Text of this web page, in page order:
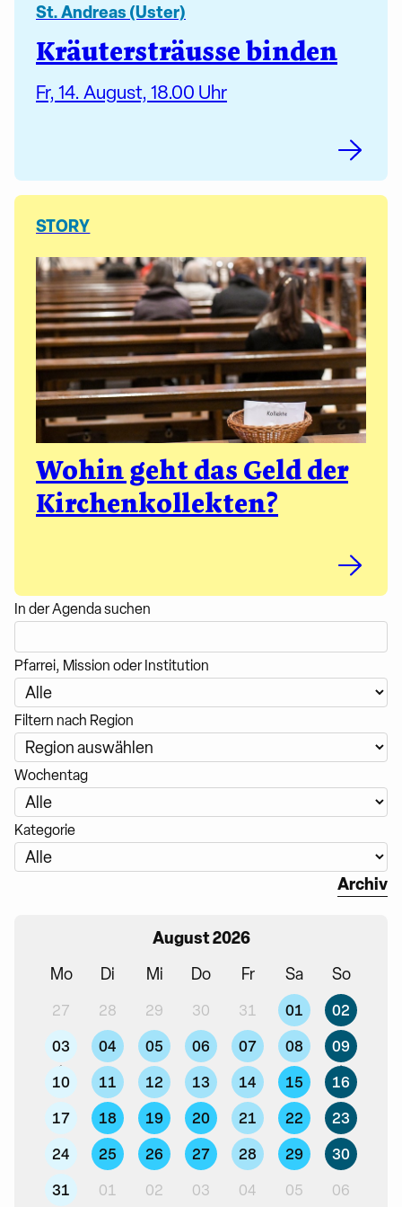
St. Andreas (Uster)
Kräutersträusse binden
Fr, 14. August, 18.00 Uhr
STORY
Wohin geht das Geld der
Kirchenkollekten?
In der Agenda suchen
Pfarrei, Mission oder Institution
Filtern nach Region
Wochentag
Kategorie
Archiv
August 2026
Mo Di Mi Do Fr Sa So
27 28 29 30 31 01
02
03
04 05 06 07 08
09
10
11 12 13 14 15
16
17
18 19 20 21 22
23
24
25 26 27 28 29
30
31
01 02 03 04 05 06